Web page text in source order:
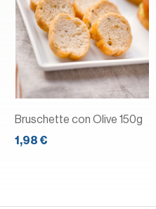
Bruschette con Olive 150g
1,98 €